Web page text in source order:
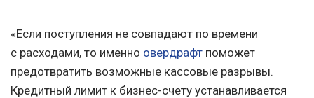
«Если поступления не совпадают по времени
с расходами, то именно овердрафт поможет
предотвратить возможные кассовые разрывы.
Кредитный лимит к бизнес-счету устанавливается